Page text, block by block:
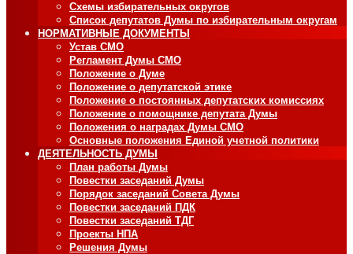
Схемы избирательных округов
Список депутатов Думы по избирательным округам
НОРМАТИВНЫЕ ДОКУМЕНТЫ
Устав СМО
Регламент Думы СМО
Положение о Думе
Положение о депутатской этике
Положение о постоянных депутатских комиссиях
Положение о помощнике депутата Думы
Положения о наградах Думы СМО
Основные положения Единой учетной политики
ДЕЯТЕЛЬНОСТЬ ДУМЫ
План работы Думы
Повестки заседаний Думы
Порядок заседаний Совета Думы
Повестки заседаний ПДК
Повестки заседаний ТДГ
Проекты НПА
Решения Думы